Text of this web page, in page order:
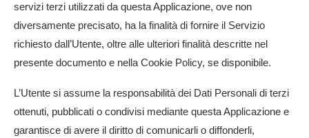
servizi terzi utilizzati da questa Applicazione, ove non
diversamente precisato, ha la finalità di fornire il Servizio
richiesto dall’Utente, oltre alle ulteriori finalità descritte nel
presente documento e nella Cookie Policy, se disponibile.
L’Utente si assume la responsabilità dei Dati Personali di terzi
ottenuti, pubblicati o condivisi mediante questa Applicazione e
garantisce di avere il diritto di comunicarli o diffonderli,